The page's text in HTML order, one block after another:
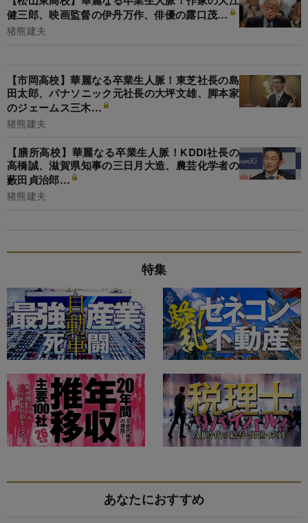
健三郎、映画監督の伊丹万作、俳優の露口茂…
猪熊建夫
【市岡高校】華麗なる卒業生人脈！東芝社長の島
田太郎、パナソニック元社長の大坪文雄、脚本家
のジェームス三木…
猪熊建夫
【膳所高校】華麗なる卒業生人脈！KDDI社長の
高橋誠、滋賀県知事の三日月大造、農芸化学者の
藪田貞治郎…
猪熊建夫
特集
あなたにおすすめ